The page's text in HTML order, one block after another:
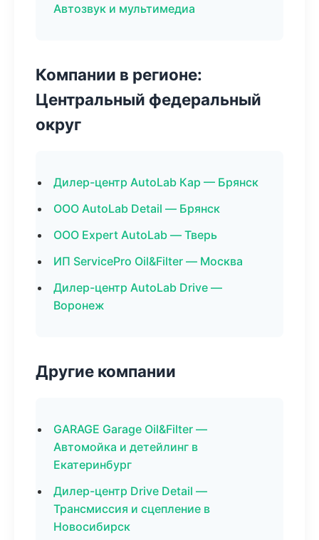
Автозвук и мультимедиа
Компании в регионе:
Центральный федеральный
округ
Дилер-центр AutoLab Кар — Брянск
ООО AutoLab Detail — Брянск
ООО Expert AutoLab — Тверь
ИП ServicePro Oil&Filter — Москва
Дилер-центр AutoLab Drive —
Воронеж
Другие компании
GARAGE Garage Oil&Filter —
Автомойка и детейлинг в
Екатеринбург
Дилер-центр Drive Detail —
Трансмиссия и сцепление в
Новосибирск